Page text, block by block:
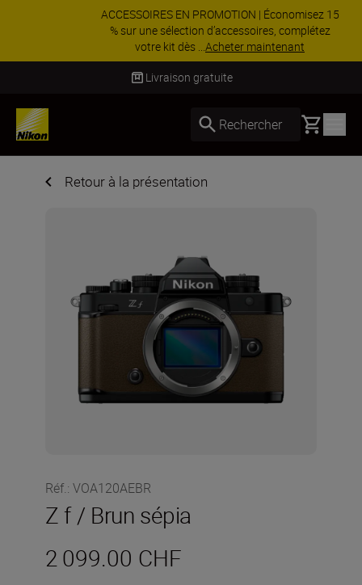
ACCESSOIRES EN PROMOTION | Économisez 15
% sur une sélection d’accessoires, complétez
votre kit dès ...Acheter maintenant
Livraison sous 4 à 6 jours ouvrés
Rechercher Basket
Retour à la présentation
Réf.: VOA120AEBR
Z f / Brun sépia
2 099.00 CHF